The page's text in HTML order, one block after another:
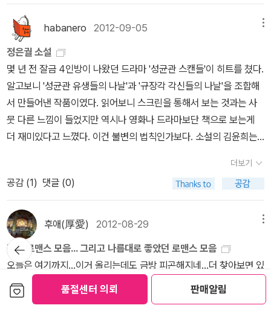
품절센터 의뢰 판매알림
이야기는 소설을 읽을때는 정말 독특했다는 기억이난다. 그런데 글을
읽으며 상상만하던 것들이 영상으로 만들어져 스크린으로 펼쳐지는
순간 너무 착하게 만들어진 영화가 아닌가 하는 아쉬움이 들었다. 그
런데다 뭔가 만들고 만든한 느낌을 받았던 이 영화 또한 소설이 훨씬
좋았다.영화가 훨씬 더 좋았던 소설>>>1. 화차 아주 오래전 [인생을
훔치는 여자]라는 책 제목으로 출판된 미야베 미유키의 책을 흥미롭
게 읽은 기억이 난다. 자신과 비슷한 누군가를 죽이고 그 사람의 인생
을 훔쳐 사는 여자의 이야기가 책으로 읽을때는 그렇게 섬뜩하다는
생각을 하지 못했는데 우리나라 영화로 만들어져 나온걸 보고는 깜짝
가 훨씬 더 좋았다. 영화를 보고 원작이 궁금했던 소설>>>1. 두근두
근 내인생 10대의 아이들이 임신을 하고 아이를 낳아 기른다니 참으
로 난감하기 이를데 없는 이야기다. 그런데다 그 아이가 보통의 아이
가 아닌 조로증에 걸려 이제 16세임에도 불구하고 80세노인이 되어
버리는 병을 앓고 있다니 더더욱 난감하다. 사실 두근두근 내 인생이
라는 책의 초반부를 책으로 읽으면서 내용이 참 좋다는 생각을 한 적
이 있다. 그런 상태로 영화를 보면서 어찌보면 참 우울하고 힘겨운 이
야기가 참 이쁘게 그려지고 있다는 그런 생각을 했다. 죽어가는 아이
마지막 이카루스의 날개를 보여주며'밀랍을 녹이는 태양이 아니라 끝
까지 날아오를 수 있는 기회를 주는 성균관'이라는 말이 인상적이었
다. 오늘 광주에서 열린 성균관대학교 지원전략 설명회는 전국순
회 막바지 3회가 남았다.4월 5일 금요일 19시 원주 인터불고호텔4
월 6일 토요일 14시 창원 컨벤션센터4월 7일 일요일 14시 서울 잠
실학생체육관 다음 일요일인 4월 7일 광주 김대중 컨벤션센터 4층,
오후 2시에 중앙대학교 설명회가 있다.지원전략 설명회에 참여해보
니 자극도 되고, 새롭게 알게 되는 것도 있어 도움이 되었다.관심 있는
학부모나 학생들도 설명을 들으면 좋을 것 같다.수능 D-221, 수험생
들 모두 열공!! 기숙사에 있는 고3 막내는 성대 설명회에 갔었는
지 궁금해하며 문제집이 필요하다 문자를 보내왔다. 오늘 주문하는
habanero 2012-09-05
정은궐 소설
몇 년 전 잘금 4인방이 나왔던 드라마 '성균관 스캔들'이 히트를 쳤다.
알고보니 '성균관 유생들의 나날'과 '규장각 각신들의 나날'을 조합해
서 만들어낸 작품이였다. 읽어보니 스크린을 통해서 보는 것과는 사
뭇 다른 느낌이 들었지만 역시나 영화나 드라마보단 책으로 보는게
더 재미있다고 느꼈다. 이건 불변의 법칙인가보다. 소설의 김윤희는
고 이선준은 티비에서보다 더 무게감있고, 신중하고, 멋있는 것 같았
다. 소설에 있는 걸오가 더 귀여웠던 반면 티비에서는 여림이 더 귀여
웠다는게 반전이였다. 작가 정은궐의 다른 작품이 이 후 '해를 품은
달'이라는 드라마로 나오기도 했다. 책으로 읽었을땐 이런 악질 캐릭
터가 있을까 싶었는데, 드라마에선 조금은 안타깝게 느껴진 점이 의
외다. 워낙 귀신같은 걸 싫어하는 입장에선 책 읽기가 편했다. 검은 구
름이 뭉게뭉게 나오는 장면이 웃길수도 있는데, 나한텐 섬찟했다. (아
직 클려면 멀었다) 이 외의 작품은 뭐가 있을까 싶어서 찾아 봤더니,
그녀는 한 때 블루 플라워라는 필명으로 인터넷 로맨스 소설을 연재
더보기
공감 (1) 댓글 (0)
후애(厚愛) 2012-08-29
감동 로맨스 모음... 그리고 나름대로 좋았던 로맨스 모음
오늘은 여기까지...이거 올리는데도 금방 피곤해지네...더 찾아보면 있
는데 너무 피곤해서 여기까지만 올린다.덧) 근데, 한수영님의 <범이
설> 4권은 정말 안 나오려나...아직도 건강이 안 좋으신지...
뒤로가
기